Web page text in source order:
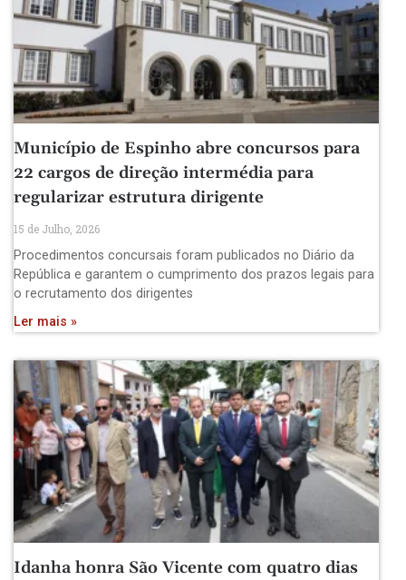
Município de Espinho abre concursos para
22 cargos de direção intermédia para
regularizar estrutura dirigente
15 de Julho, 2026
Procedimentos concursais foram publicados no Diário da
República e garantem o cumprimento dos prazos legais para
o recrutamento dos dirigentes
Ler mais »
Idanha honra São Vicente com quatro dias